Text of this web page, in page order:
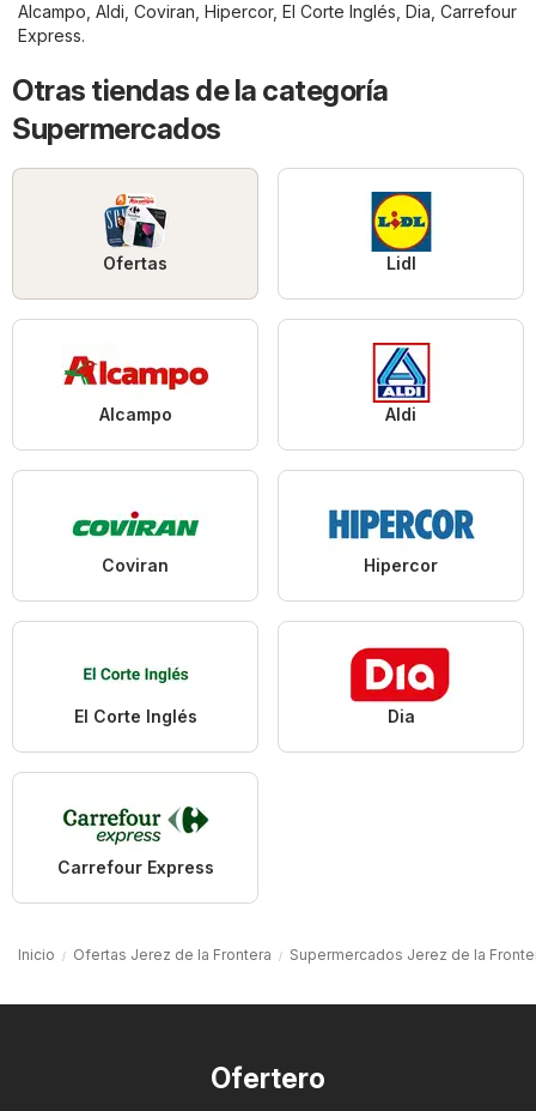
Alcampo, Aldi, Coviran, Hipercor, El Corte Inglés, Dia, Carrefour
Express.
Otras tiendas de la categoría
Supermercados
Ofertas Lidl
Alcampo Aldi
Coviran Hipercor
El Corte Inglés Dia
Carrefour Express
Inicio Ofertas Jerez de la Frontera Supermercados Jerez de la
Ofertero